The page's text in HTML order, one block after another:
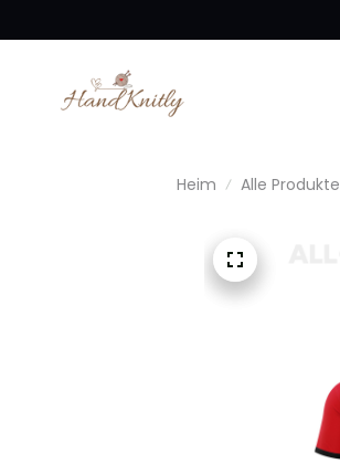
Heim Alle Produkte